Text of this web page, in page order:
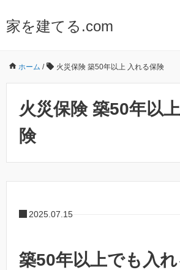
家を建てる.com
ホーム / 火災保険 築50年以上 入れる保険
火災保険 築50年以
険
2025.07.15
築50年以上でも入れ